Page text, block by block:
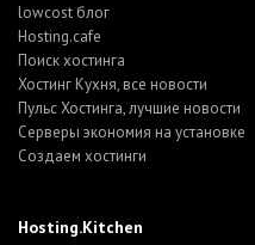
lowcost блог
Hosting.cafe
Поиск хостинга
Хостинг Кухня, все новости
Пульс Хостинга, лучшие новости
Серверы экономия на установке
Создаем хостинги
Hosting.Kitchen